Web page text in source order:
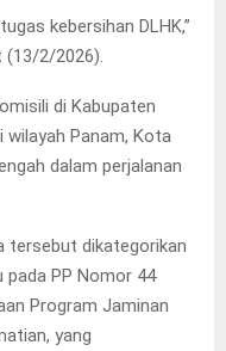
kebersihan DLHK,”
(13/2/2026).
di Kabupaten
wilayah Panam, Kota
dalam perjalanan
tersebut dikategorikan
pada PP Nomor 44
Program Jaminan
yang